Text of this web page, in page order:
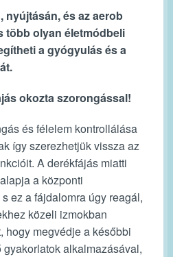
nyújtásán, és az aerob
több olyan életmódbeli
a gyógyulás és a
okozta szorongással!
és félelem kontrollálása
így szerezhetjük vissza az
A derékfájás miatti
a központi
ez a fájdalomra úgy reagál,
közeli izmokban
hogy megvédje a későbbi
alkalmazásával,